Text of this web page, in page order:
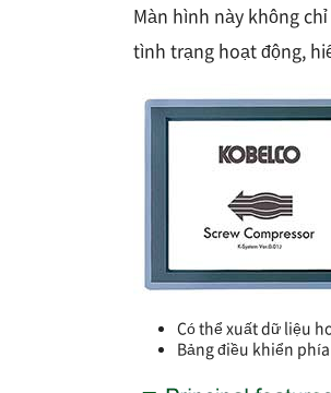
Màn hình này không
tình trạng hoạt động,
Có thể xuất dữ liệu
Bảng điều khiển